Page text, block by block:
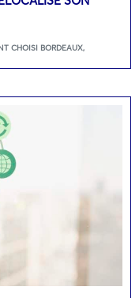
CHOISI BORDEAUX,